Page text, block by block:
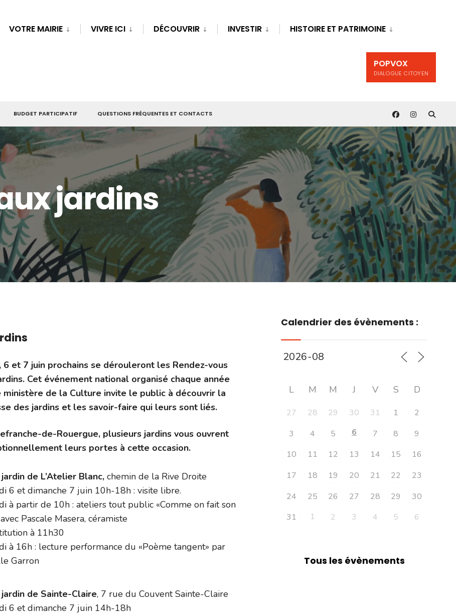
VOTRE MAIRIE VIVRE ICI DÉCOUVRIR INVESTIR HISTOIRE ET PATRIMOINE
POPVOX
DIALOGUE CITOYEN
BUDGET PARTICIPATIF QUESTIONS FRÉQUENTES ET CONTACTS
jardins
6 et 7 juin prochains se dérouleront les Rendez-vous
Cet événement national organisé chaque année
ministère de la Culture invite le public à découvrir la
des jardins et les savoir-faire qui leurs sont liés.
de-Rouergue, plusieurs jardins vous ouvrent
leurs portes à cette occasion.
de L’Atelier Blanc, chemin de la Rive Droite
6 et dimanche 7 juin 10h-18h : visite libre.
à partir de 10h : ateliers tout public «Comme on fait son
Pascale Masera, céramiste
à 11h30
à 16h : lecture performance du «Poème tangent» par
Garron
jardin de Sainte-Claire, 7 rue du Couvent Sainte-Claire
6 et dimanche 7 juin 14h-18h
Calendrier des évènements :
L M M J V S D
27 28 29 30 31 1
2
3
4 5 6 7 8
9
10
11 12 13 14 15
16
17
18 19 20 21 22
23
24
25 26 27 28 29
30
31
1 2 3 4 5 6
Tous les évènements